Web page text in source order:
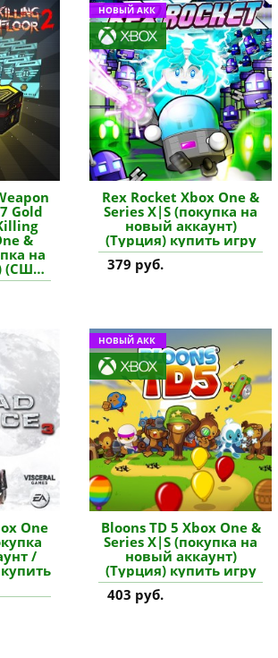
Gold
&
на
(США)
НОВЫЙ АКК
Rex Rocket Xbox One &
Series X|S (покупка на
новый аккаунт)
(Турция) купить игру
379 руб.
One
/
НОВЫЙ АКК
Bloons TD 5 Xbox One &
Series X|S (покупка на
новый аккаунт)
(Турция) купить игру
403 руб.